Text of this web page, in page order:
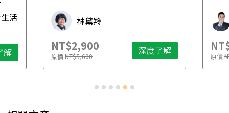
活
解
林黛羚
NT$2,900
原價NT$5,600 深度了解 原價